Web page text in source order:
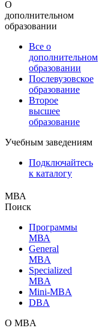
О
дополнительном
образовании
Все о
дополнительном
образовании
Послевузовское
образование
Второе
высшее
образование
Учебным заведениям
Подключайтесь
к каталогу
МВА
Поиск
Программы
МВА
General
MBA
Specialized
MBA
Mini-MBA
DBA
О MBA